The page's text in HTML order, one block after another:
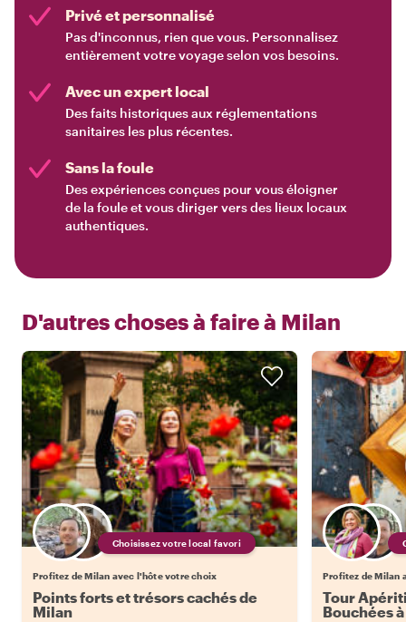
Privé et personnalisé
Pas d'inconnus, rien que vous. Personnalisez
entièrement votre voyage selon vos besoins.
Avec un expert local
Des faits historiques aux réglementations
sanitaires les plus récentes.
Sans la foule
Des expériences conçues pour vous éloigner
de la foule et vous diriger vers des lieux locaux
authentiques.
D'autres choses à faire à Milan
Choisissez votre local favori
Profitez de Milan avec l'hôte votre choix
Points forts et trésors cachés de
Milan
Profitez de Milan
Tour
Bouchées